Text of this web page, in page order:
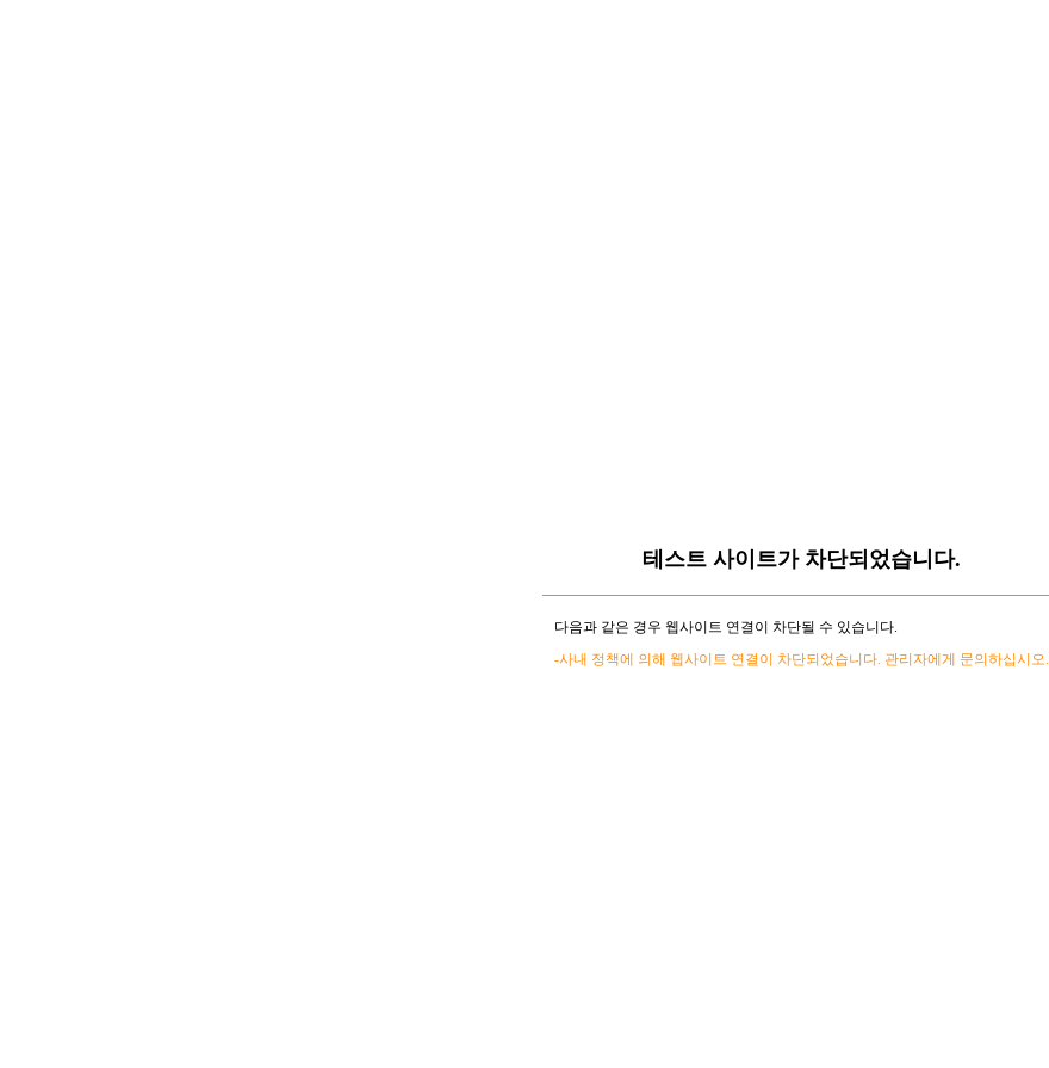
테스트 사이트가 차단되었습니다.
다음과 같은 경우 웹사이트 연결이 차단될 수 있습니다.
-사내 정책에 의해 웹사이트 연결이 차단되었습니다. 관리자에게 문의하십시오.